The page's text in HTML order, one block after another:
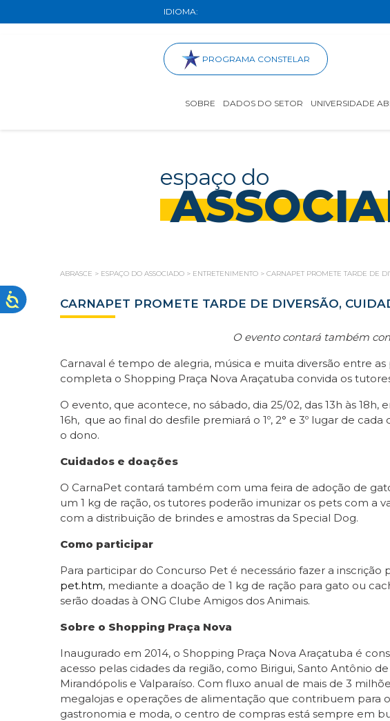
IDIOMA:
PROGRAMA CONSTELAR
SOBRE DADOS DO SETOR UNIVERSIDADE
espaço do
ABRASCE > ESPAÇO DO ASSOCIADO > ENTRETENIMENTO > CARNAPET PROMETE TARDE DE
CARNAPET PROMETE TARDE DE DIVERSÃO,
O evento contará também
Carnaval é tempo de alegria, música e muita diversão entre
completa o Shopping Praça Nova Araçatuba convida os
O evento, que acontece, no sábado, dia 25/02, das 13h às
16h, que ao final do desfile premiará o 1º, 2° e 3º lugar de
o dono.
Cuidados e doações
O CarnaPet contará também com uma feira de adoção de
um 1 kg de ração, os tutores poderão imunizar os pets com a
com a distribuição de brindes e amostras da Special Dog.
Como participar
Para participar do Concurso Pet é necessário fazer a inscrição
pet.htm, mediante a doação de 1 kg de ração para gato ou
serão doadas à ONG Clube Amigos dos Animais.
Sobre o Shopping Praça Nova
Inaugurado em 2014, o Shopping Praça Nova Araçatuba é
acesso pelas cidades da região, como Birigui, Santo Antônio
Mirandópolis e Valparaíso. Com fluxo anual de mais de 3
megalojas e operações de alimentação que contribuem
gastronomia e moda, o centro de compras está sempre em